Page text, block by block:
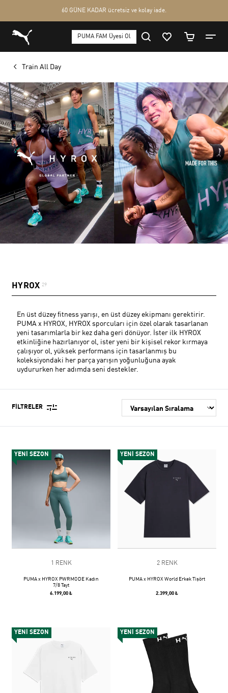
Train All Day
HYROX 29
En üst düzey fitness yarışı, en üst düzey ekipmanı gerektirir.
PUMA x HYROX, HYROX sporcuları için özel olarak tasarlanan
yeni tasarımlarla bir kez daha geri dönüyor. İster ilk HYROX
etkinliğine hazırlanıyor ol, ister yeni bir kişisel rekor kırmaya
çalışıyor ol, yüksek performans için tasarlanmış bu
koleksiyondaki her parça yarışın yoğunluğuna ayak
uydururken her adımda seni destekler.
FILTRELER
YENİ SEZON
1 RENK
PUMA x HYROX PWRMODE Kadın
7/8 Tayt
6.199,00 ₺
YENİ SEZON
2 RENK
PUMA x HYROX World Erkek Tişört
2.399,00 ₺
YENİ SEZON YENİ SEZON